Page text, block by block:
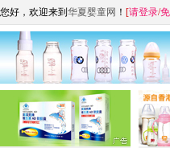
您好，欢迎来到 华夏婴童网 ！ [请登录/